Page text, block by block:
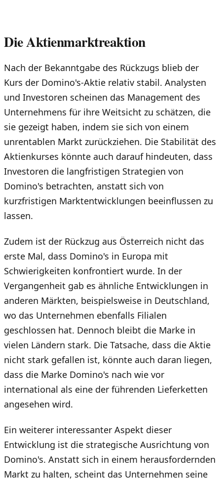
Die Aktienmarktreaktion
Nach der Bekanntgabe des Rückzugs blieb der
Kurs der Domino's-Aktie relativ stabil. Analysten
und Investoren scheinen das Management des
Unternehmens für ihre Weitsicht zu schätzen, die
sie gezeigt haben, indem sie sich von einem
unrentablen Markt zurückziehen. Die Stabilität des
Aktienkurses könnte auch darauf hindeuten, dass
Investoren die langfristigen Strategien von
Domino's betrachten, anstatt sich von
kurzfristigen Marktentwicklungen beeinflussen zu
lassen.
Zudem ist der Rückzug aus Österreich nicht das
erste Mal, dass Domino's in Europa mit
Schwierigkeiten konfrontiert wurde. In der
Vergangenheit gab es ähnliche Entwicklungen in
anderen Märkten, beispielsweise in Deutschland,
wo das Unternehmen ebenfalls Filialen
geschlossen hat. Dennoch bleibt die Marke in
vielen Ländern stark. Die Tatsache, dass die Aktie
nicht stark gefallen ist, könnte auch daran liegen,
dass die Marke Domino's nach wie vor
international als eine der führenden Lieferketten
angesehen wird.
Ein weiterer interessanter Aspekt dieser
Entwicklung ist die strategische Ausrichtung von
Domino's. Anstatt sich in einem herausfordernden
Markt zu halten, scheint das Unternehmen seine